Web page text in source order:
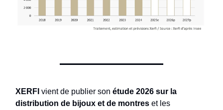
XERFI vient de publier son étude 2026 sur la
distribution de bijoux et de montres et les